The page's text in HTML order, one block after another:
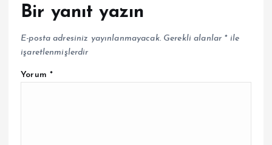
Bir yanıt yazın
E-posta adresiniz yayınlanmayacak. Gerekli alanlar *ile
işaretlenmişlerdir
Yorum *